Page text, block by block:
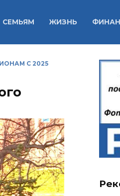
СЕМЬЯМ ЖИЗНЬ
С 2025